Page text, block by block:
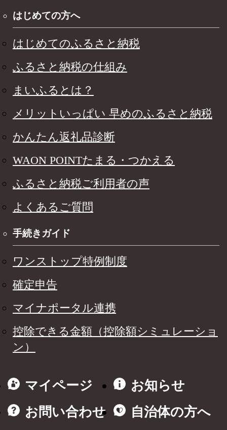
はじめての方へ
はじめてのふるさと納税
ふるさと納税の仕組み
まいふるとは？
メリットいっぱい 早めのふるさと納税
かんたん返礼品診断
WAON POINTたまる・つかえる
ふるさと納税ご利用者の声
よくあるご質問
手続きガイド
ワンストップ特例制度
確定申告
マイナポータル連携
控除できる金額（控除額シミュレーショ
ン）
マイページ
お知らせ
お問い合わせ
自治体の方へ